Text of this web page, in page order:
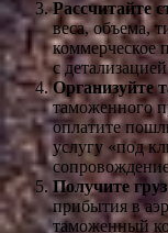
Рассчитайте
веса, объема,
коммерческое
с
Организуйте
таможенного
оплатите
услугу «под
Получите
прибытия в
таможенный